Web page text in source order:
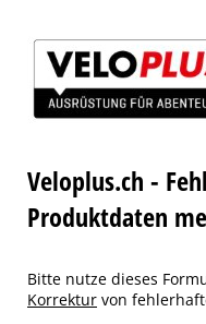
Veloplus.ch -
Produktdaten
Bitte nutze dieses
Korrektur von